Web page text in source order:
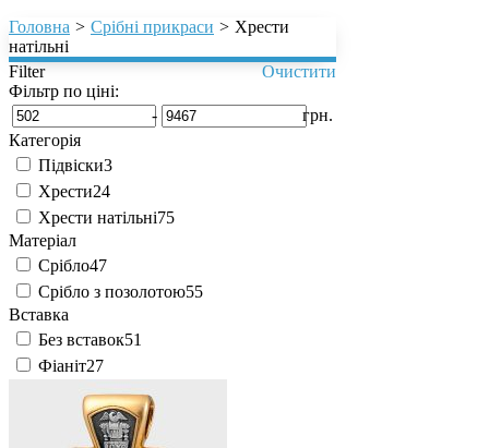
Головна > Срібні прикраси > Хрести
натільні
Filter
Очистити
Фільтр по ціні:
-
грн.
Категорія
Підвіски3
Хрести24
Хрести натільні75
Матеріал
Срібло47
Срібло з позолотою55
Вставка
Без вставок51
Фіаніт27